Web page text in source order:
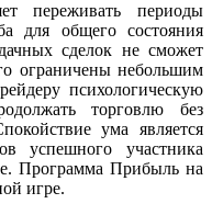
переживать периоды
для общего состояния
сделок не сможет
ограничены небольшим
психологическую
торговлю без
ума является
успешного участника
Программа Прибыль на
игре.